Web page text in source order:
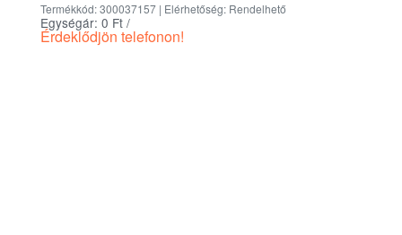
Termékkód: 300037157 | Elérhetőség: Rendelhető
Egységár: 0 Ft /
Érdeklődjön telefonon!